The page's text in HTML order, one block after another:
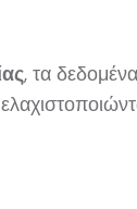
, τα